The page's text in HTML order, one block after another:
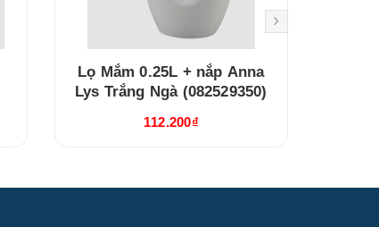
Lọ Mắm 0.25L + nắp Anna
Lys Trắng Ngà (082529350)
112.200₫